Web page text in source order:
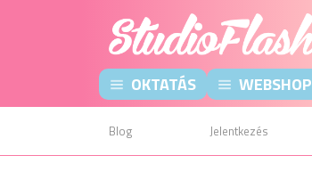
OKTATÁS WEBSHOP
Blog Jelentkezés